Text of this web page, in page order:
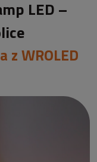
LED –
WROLED